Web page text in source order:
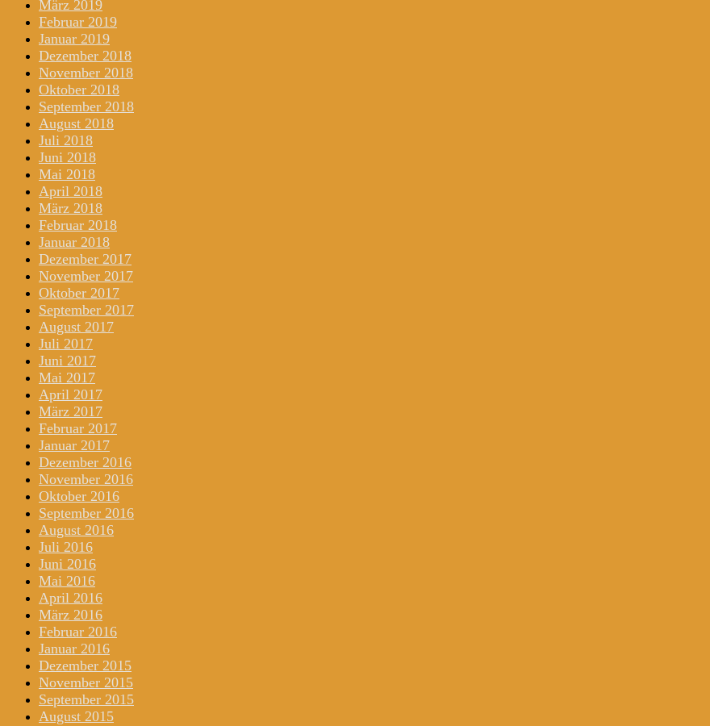
März 2019
Februar 2019
Januar 2019
Dezember 2018
November 2018
Oktober 2018
September 2018
August 2018
Juli 2018
Juni 2018
Mai 2018
April 2018
März 2018
Februar 2018
Januar 2018
Dezember 2017
November 2017
Oktober 2017
September 2017
August 2017
Juli 2017
Juni 2017
Mai 2017
April 2017
März 2017
Februar 2017
Januar 2017
Dezember 2016
November 2016
Oktober 2016
September 2016
August 2016
Juli 2016
Juni 2016
Mai 2016
April 2016
März 2016
Februar 2016
Januar 2016
Dezember 2015
November 2015
September 2015
August 2015